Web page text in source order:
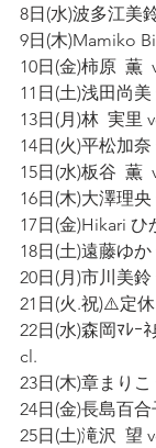
8日(水)波多江美
9日(木)Mamiko
10日(金)柿原  薫
11日(土)浅田尚
13日(月)林  実里
14日(火)平松加
15日(水)板谷  薫
16日(木)大澤理
17日(金)Hikari
18日(土)遠藤ゆ
20日(月)市川美
21日(火.祝)⚠️定
22日(水)森岡ﾏﾚｰ
cl.
23日(木)章まり
24日(金)長島百
25日(土)滝沢  望